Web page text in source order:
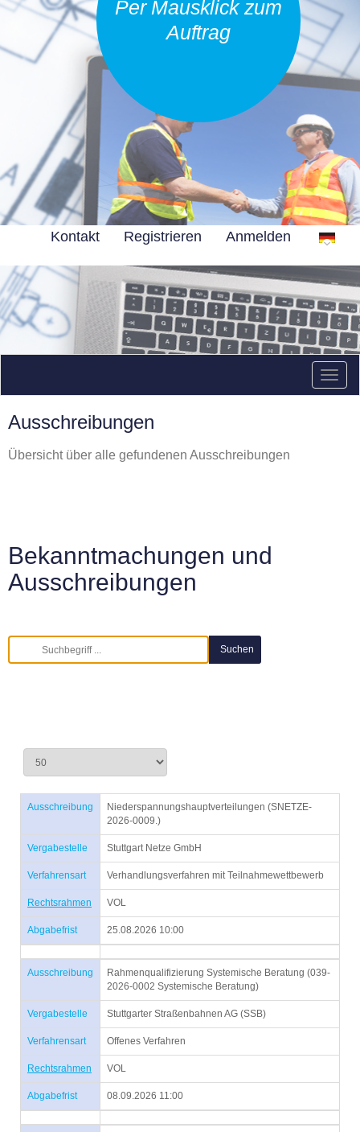
Per Mausklick zum
Auftrag
Kontakt Registrieren Anmelden
Ausschreibungen
Übersicht über alle gefundenen Ausschreibungen
Bekanntmachungen und
Ausschreibungen
Ausschreibung
Niederspannungshauptverteilungen (SNETZE-
2026-0009.)
Vergabestelle Stuttgart Netze GmbH
Verfahrensart Verhandlungsverfahren mit Teilnahmewettbewerb
Rechtsrahmen VOL
Abgabefrist 25.08.2026 10:00
Ausschreibung
Rahmenqualifizierung Systemische Beratung (039-
2026-0002 Systemische Beratung)
Vergabestelle Stuttgarter Straßenbahnen AG (SSB)
Verfahrensart Offenes Verfahren
Rechtsrahmen VOL
Abgabefrist 08.09.2026 11:00